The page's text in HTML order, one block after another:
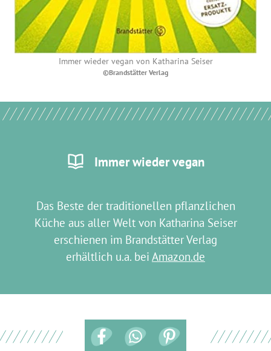
Immer wieder vegan von Katharina Seiser
©Brandstätter Verlag
Immer wieder vegan
Das Beste der traditionellen pflanzlichen
Küche aus aller Welt von Katharina Seiser
erschienen im Brandstätter Verlag
erhältlich u.a. bei Amazon.de